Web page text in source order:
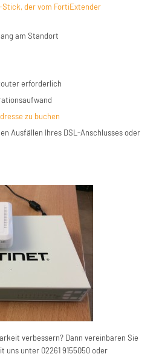
Stick, der vom FortiExtender
am Standort
erforderlich
zu buchen
Ausfällen Ihres DSL-Anschlusses oder
verbessern? Dann vereinbaren Sie
uns unter 02261 9155050 oder